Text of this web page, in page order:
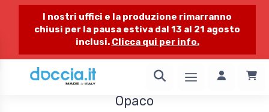
I nostri uffici e la produzione rimarranno
chiusi per la pausa estiva dal 13 al 21 agosto
inclusi. Clicca qui per info.
1 / 1
Opaco